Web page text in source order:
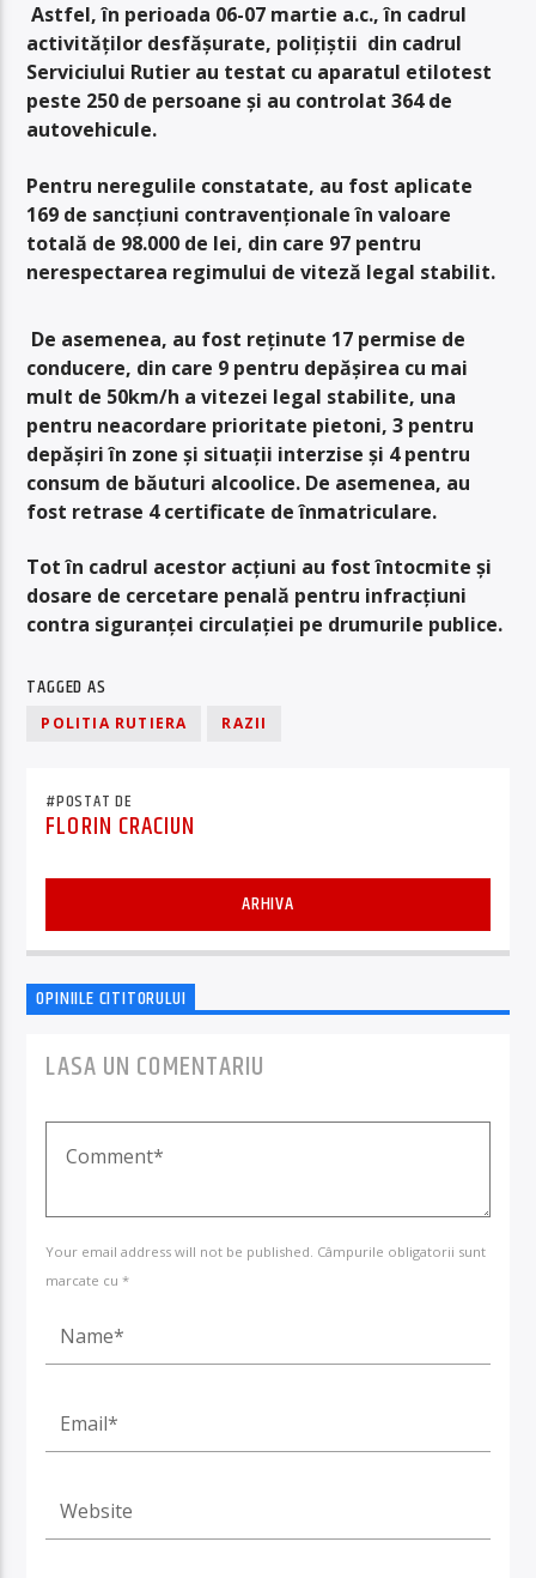
Astfel, în perioada 06-07 martie a.c., în cadrul
activităţilor desfăşurate, poliţiştii din cadrul
Serviciului Rutier au testat cu aparatul etilotest
peste 250 de persoane şi au controlat 364 de
autovehicule.
Pentru neregulile constatate, au fost aplicate
169 de sancţiuni contravenţionale în valoare
totală de 98.000 de lei, din care 97 pentru
nerespectarea regimului de viteză legal stabilit.
De asemenea, au fost reţinute 17 permise de
conducere, din care 9 pentru depăşirea cu mai
mult de 50km/h a vitezei legal stabilite, una
pentru neacordare prioritate pietoni, 3 pentru
depăşiri în zone şi situaţii interzise şi 4 pentru
consum de băuturi alcoolice. De asemenea, au
fost retrase 4 certificate de înmatriculare.
Tot în cadrul acestor acţiuni au fost întocmite şi
dosare de cercetare penală pentru infracţiuni
contra siguranţei circulaţiei pe drumurile publice.
TAGGED AS
POLITIA RUTIERA RAZII
#POSTAT DE
FLORIN CRACIUN
ARHIVA
OPINIILE CITITORULUI
LASA UN COMENTARIU
Your email address will not be published. Câmpurile obligatorii sunt
marcate cu *